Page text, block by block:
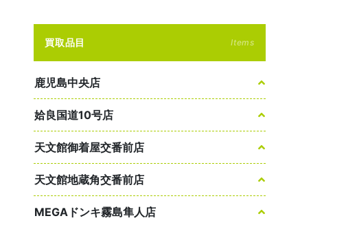
買取品目 Items
鹿児島中央店
姶良国道10号店
天文館御着屋交番前店
天文館地蔵角交番前店
MEGAドンキ霧島隼人店